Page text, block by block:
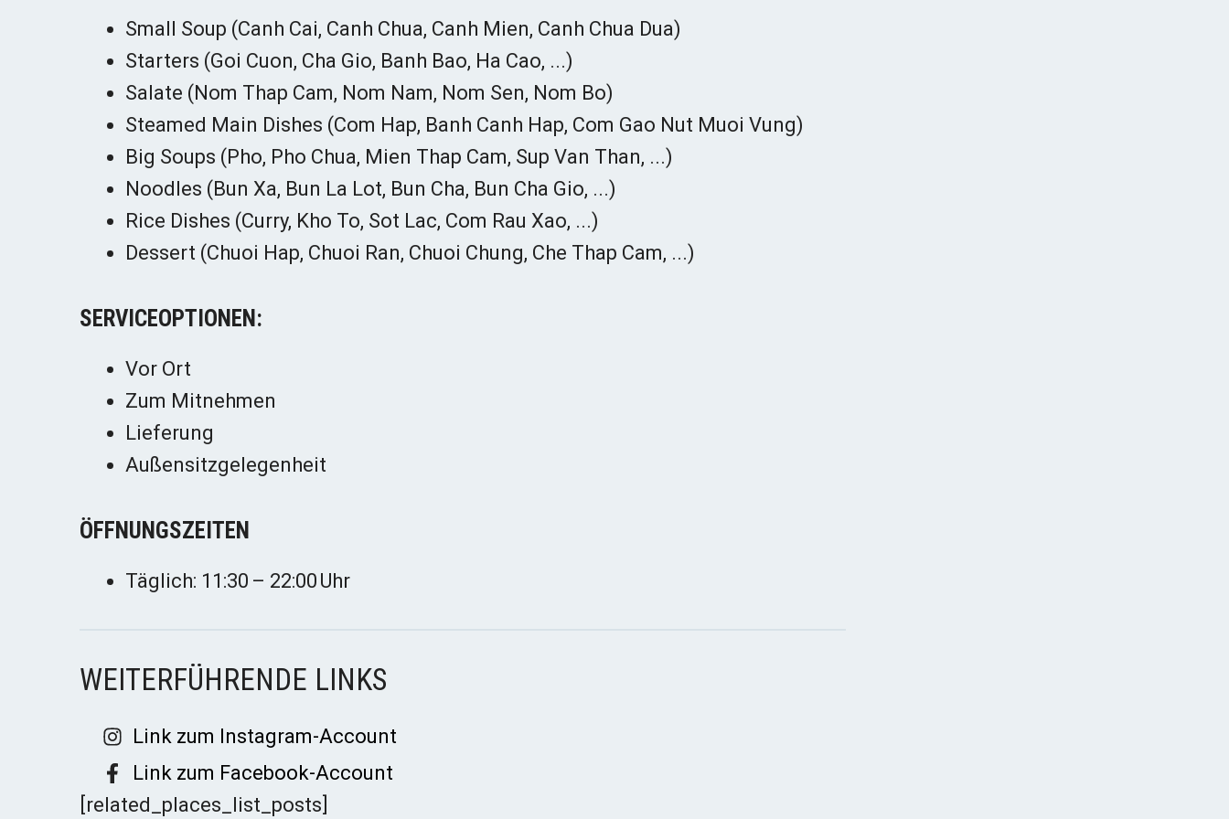
Small Soup (Canh Cai, Canh Chua, Canh Mien, Canh Chua Dua)
Starters (Goi Cuon, Cha Gio, Banh Bao, Ha Cao, ...)
Salate (Nom Thap Cam, Nom Nam, Nom Sen, Nom Bo)
Steamed Main Dishes (Com Hap, Banh Canh Hap, Com Gao Nut Muoi Vung)
Big Soups (Pho, Pho Chua, Mien Thap Cam, Sup Van Than, ...)
Noodles (Bun Xa, Bun La Lot, Bun Cha, Bun Cha Gio, ...)
Rice Dishes (Curry, Kho To, Sot Lac, Com Rau Xao, ...)
Dessert (Chuoi Hap, Chuoi Ran, Chuoi Chung, Che Thap Cam, ...)
SERVICEOPTIONEN:
Vor Ort
Zum Mitnehmen
Lieferung
Außensitzgelegenheit
ÖFFNUNGSZEITEN
Täglich: 11:30 – 22:00 Uhr
WEITERFÜHRENDE LINKS
Link zum Instagram-Account
Link zum Facebook-Account
[related_places_list_posts]